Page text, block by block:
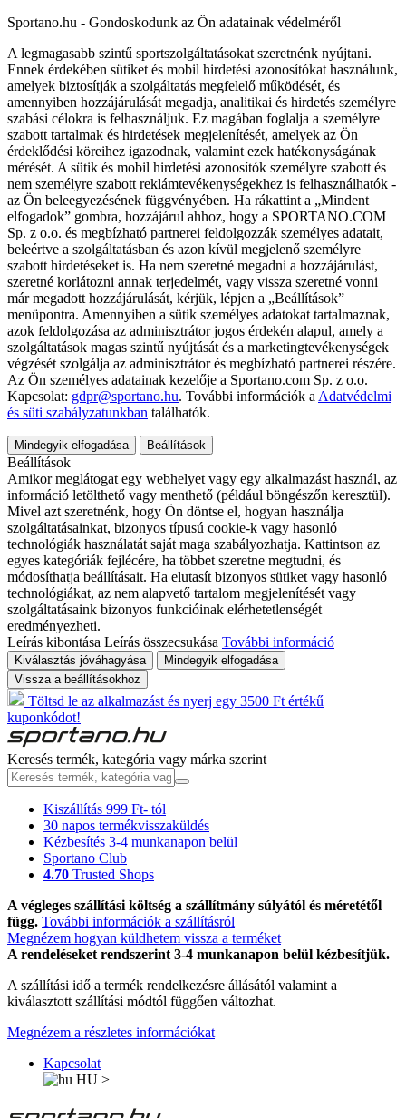
Sportano.hu - Gondoskodunk az Ön adatainak védelméről
A legmagasabb szintű sportszolgáltatásokat szeretnénk nyújtani.
Ennek érdekében sütiket és mobil hirdetési azonosítókat használunk,
amelyek biztosítják a szolgáltatás megfelelő működését, és
amennyiben hozzájárulását megadja, analitikai és hirdetés személyre
szabási célokra is felhasználjuk. Ez magában foglalja a személyre
szabott tartalmak és hirdetések megjelenítését, amelyek az Ön
érdeklődési köreihez igazodnak, valamint ezek hatékonyságának
mérését. A sütik és mobil hirdetési azonosítók személyre szabott és
nem személyre szabott reklámtevékenységekhez is felhasználhatók -
az Ön beleegyezésének függvényében. Ha rákattint a „Mindent
elfogadok” gombra, hozzájárul ahhoz, hogy a SPORTANO.COM
Sp. z o.o. és megbízható partnerei feldolgozzák személyes adatait,
beleértve a szolgáltatásban és azon kívül megjelenő személyre
szabott hirdetéseket is. Ha nem szeretné megadni a hozzájárulást,
szeretné korlátozni annak terjedelmét, vagy vissza szeretné vonni
már megadott hozzájárulását, kérjük, lépjen a „Beállítások”
menüpontra. Amennyiben a sütik személyes adatokat tartalmaznak,
azok feldolgozása az adminisztrátor jogos érdekén alapul, amely a
szolgáltatások magas szintű nyújtását és a marketingtevékenységek
végzését szolgálja az adminisztrátor és megbízható partnerei részére.
Az Ön személyes adatainak kezelője a Sportano.com Sp. z o.o.
Kapcsolat: gdpr@sportano.hu. További információk a Adatvédelmi
és süti szabályzatunkban találhatók.
Mindegyik elfogadása Beállítások
Beállítások
Amikor meglátogat egy webhelyet vagy egy alkalmazást használ, az
információ letölthető vagy menthető (például böngészőn keresztül).
Mivel azt szeretnénk, hogy Ön döntse el, hogyan használja
szolgáltatásainkat, bizonyos típusú cookie-k vagy hasonló
technológiák használatát saját maga szabályozhatja. Kattintson az
egyes kategóriák fejlécére, ha többet szeretne megtudni, és
módosíthatja beállításait. Ha elutasít bizonyos sütiket vagy hasonló
technológiákat, az nem alapvető tartalom megjelenítését vagy
szolgáltatásaink bizonyos funkcióinak elérhetetlenségét
eredményezheti.
Leírás kibontása Leírás összecsukása További információ
Kiválasztás jóváhagyása
Mindegyik elfogadása
Vissza a beállításokhoz
Töltsd le az alkalmazást és nyerj egy 3500 Ft értékű
kuponkódot!
Keresés termék, kategória vagy márka szerint
Kiszállítás 999 Ft- tól
30 napos termékvisszaküldés
Kézbesítés 3-4 munkanapon belül
Sportano Club
4.70 Trusted Shops
A végleges szállítási költség a szállítmány súlyától és méretétől
függ. További információk a szállításról
Megnézem hogyan küldhetem vissza a terméket
A rendeléseket rendszerint 3-4 munkanapon belül kézbesítjük.
A szállítási idő a termék rendelkezésre állásától valamint a
kiválasztott szállítási módtól függően változhat.
Megnézem a részletes információkat
Kapcsolat
HU >